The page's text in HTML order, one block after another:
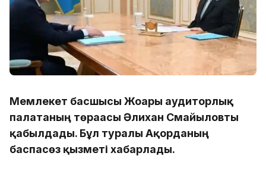
Мемлекет басшысы Жоғары аудиторлық
палатаның төрағасы Әлихан Смайыловты
қабылдады. Бұл туралы Ақорданың
баспасөз қызметі хабарлады.